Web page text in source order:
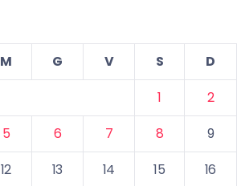
M G V S
D
1
2
5 6 7 8
9
12 13 14 15
16